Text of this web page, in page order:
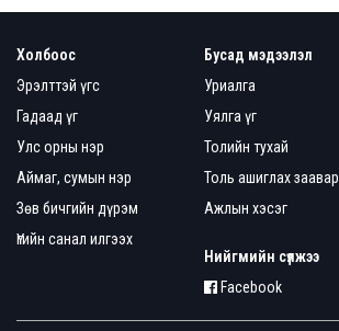
Холбоос
Эрэлттэй үгс
Гадаад үг
Улс орны нэр
Аймаг, сумын нэр
Зөв бичгийн дүрэм
Үгийн санал илгээх
Бусад мэдээлэл
Уриалга
Уялга үг
Толийн тухай
Толь ашиглах заавар
Ажлын хэсэг
Нийгмийн сүлжээ
Facebook